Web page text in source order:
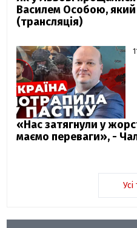
Василем Особою, який
(трансляція)
«Нас затягнули у
маємо переваги», -